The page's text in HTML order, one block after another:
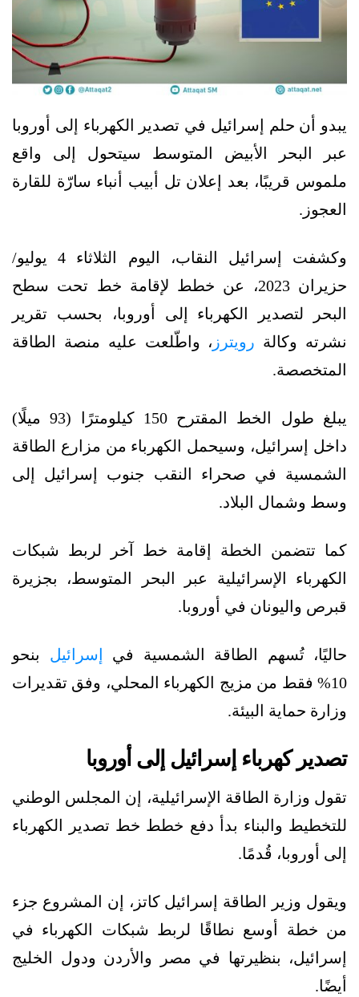
يبدو أن حلم إسرائيل في تصدير الكهرباء إلى أوروبا
عبر البحر الأبيض المتوسط سيتحول إلى واقع
ملموس قريبًا، بعد إعلان تل أبيب أنباء سارّة للقارة
العجوز.
وكشفت إسرائيل النقاب، اليوم الثلاثاء 4 يوليو/
حزيران 2023، عن خطط لإقامة خط تحت سطح
البحر لتصدير الكهرباء إلى أوروبا، بحسب تقرير
نشرته وكالة رويترز ، واطّلعت عليه منصة الطاقة
المتخصصة.
يبلغ طول الخط المقترح 150 كيلومترًا (93 ميلًا)
داخل إسرائيل، وسيحمل الكهرباء من مزارع الطاقة
الشمسية في صحراء النقب جنوب إسرائيل إلى
وسط وشمال البلاد.
كما تتضمن الخطة إقامة خط آخر لربط شبكات
الكهرباء الإسرائيلية عبر البحر المتوسط، بجزيرة
قبرص واليونان في أوروبا.
حاليًا، تُسهم الطاقة الشمسية في إسرائيل بنحو
10% فقط من مزيج الكهرباء المحلي، وفق تقديرات
وزارة حماية البيئة.
تصدير كهرباء إسرائيل إلى أوروبا
تقول وزارة الطاقة الإسرائيلية، إن المجلس الوطني
للتخطيط والبناء بدأ دفع خطط خط تصدير الكهرباء
إلى أوروبا، قُدمًا.
ويقول وزير الطاقة إسرائيل كاتز، إن المشروع جزء
من خطة أوسع نطاقًا لربط شبكات الكهرباء في
إسرائيل، بنظيرتها في مصر والأردن ودول الخليج
أيضًا.